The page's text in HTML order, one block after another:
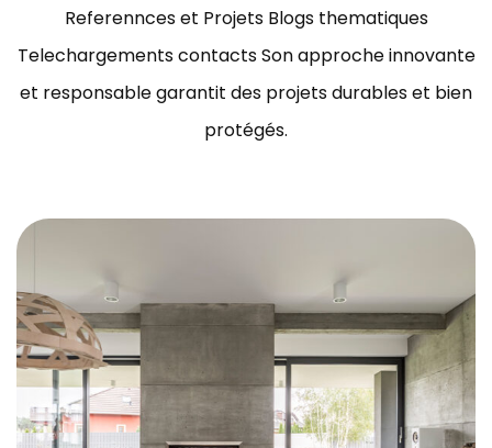
Referennces et Projets Blogs thematiques
Telechargements contacts Son approche innovante
et responsable garantit des projets durables et bien
protégés.